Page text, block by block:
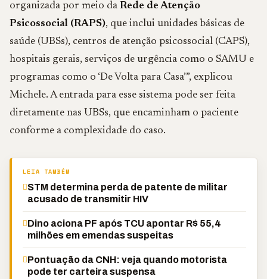
organizada por meio da Rede de Atenção
Psicossocial (RAPS), que inclui unidades básicas de
saúde (UBSs), centros de atenção psicossocial (CAPS),
hospitais gerais, serviços de urgência como o SAMU e
programas como o ‘De Volta para Casa’”, explicou
Michele. A entrada para esse sistema pode ser feita
diretamente nas UBSs, que encaminham o paciente
conforme a complexidade do caso.
LEIA TAMBÉM
STM determina perda de patente de militar
acusado de transmitir HIV
Dino aciona PF após TCU apontar R$ 55,4
milhões em emendas suspeitas
Pontuação da CNH: veja quando motorista
pode ter carteira suspensa